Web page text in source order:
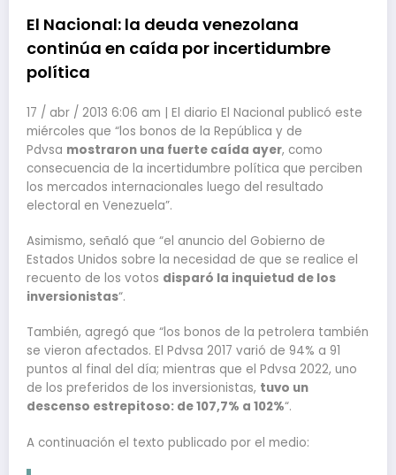
El Nacional: la deuda venezolana
continúa en caída por incertidumbre
política
17 / abr / 2013 6:06 am | El diario El Nacional publicó este
miércoles que “los bonos de la República y de
Pdvsa mostraron una fuerte caída ayer, como
consecuencia de la incertidumbre política que perciben
los mercados internacionales luego del resultado
electoral en Venezuela”.
Asimismo, señaló que “el anuncio del Gobierno de
Estados Unidos sobre la necesidad de que se realice el
recuento de los votos disparó la inquietud de los
inversionistas“.
También, agregó que “los bonos de la petrolera también
se vieron afectados. El Pdvsa 2017 varió de 94% a 91
puntos al final del día; mientras que el Pdvsa 2022, uno
de los preferidos de los inversionistas, tuvo un
descenso estrepitoso: de 107,7% a 102%“.
A continuación el texto publicado por el medio: